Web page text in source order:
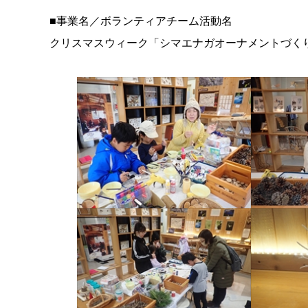
■事業名／ボランティアチーム活動名
クリスマスウィーク「シマエナガオーナメントづく